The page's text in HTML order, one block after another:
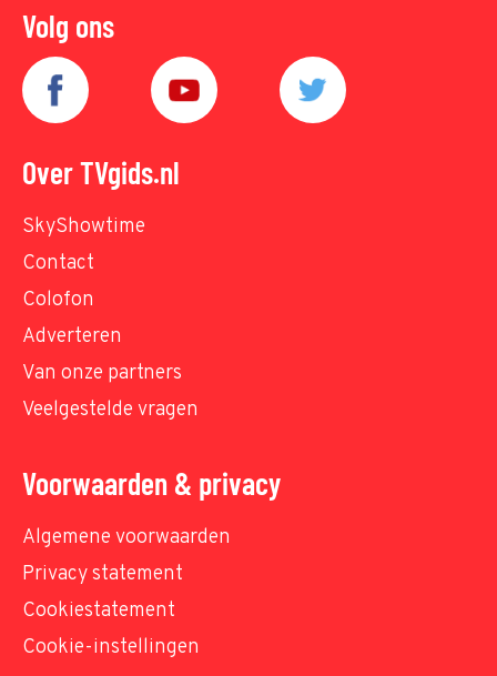
Volg ons
Over TVgids.nl
SkyShowtime
Contact
Colofon
Adverteren
Van onze partners
Veelgestelde vragen
Voorwaarden & privacy
Algemene voorwaarden
Privacy statement
Cookiestatement
Cookie-instellingen